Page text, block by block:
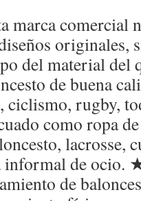
marca comercial
originales,
del material del
de buena
ciclismo, rugby,
como ropa
lacrosse,
informal de ocio.
de